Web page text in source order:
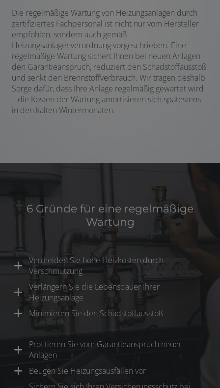
Die regelmäßige Wartung von Heizungsanlagen durch
zertifiziertes Fachpersonal ist nicht nur vom Hersteller
empfohlen, sondern auch gemäß
Heizungsanlagenverordnung vorgeschrieben. Eine
regelmäßige Wartung sichert Ihnen bei neuen Anlagen
den Garantieanspruch, reduziert den Schadstoffausstoß
und senkt den Brennstoffverbrauch. Wir tragen deshalb
Sorge dafür, dass Ihre Anlage regelmäßig gewartet wird
– die Kosten der Wartung amortisieren sich spätestens
in den kalten Wintermonaten.
6 Gründe für eine regelmäßige
Wartung
Vermeiden Sie hohe Heizkosten durch
Verschmutzung
Verlängern Sie die Lebensdauer Ihrer
Heizungsanlage
Minimieren Sie den Schadstoffausstoß
Profitieren Sie vom Garantieanspruch neuer
Anlagen
Beugen Sie Heizungsausfällen vor